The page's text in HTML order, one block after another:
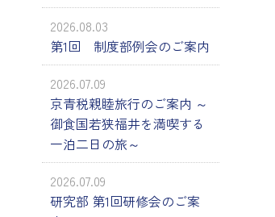
2026.08.03
第1回 制度部例会のご案内
2026.07.09
京青税親睦旅行のご案内 ～
御食国若狭福井を満喫する
一泊二日の旅～
2026.07.09
研究部 第1回研修会のご案